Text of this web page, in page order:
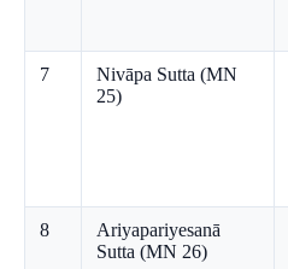
7
Nivāpa Sutta (MN
25)
8
Ariyapariyesanā
Sutta (MN 26)